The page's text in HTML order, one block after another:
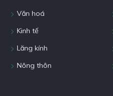
Văn hoá
Kinh tế
Lăng kính
Nông thôn